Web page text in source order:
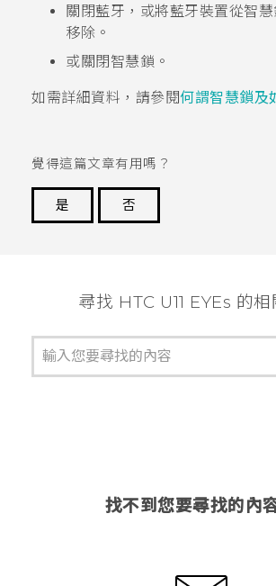
關閉藍牙 ，或將藍牙裝置從智
移除。
或關閉智慧鎖。
如需詳細資料，請參閱何謂智慧鎖及
覺得這篇文章有用嗎？
是
否
尋找 HTC U11 EYEs 的
找不到您要尋找的內